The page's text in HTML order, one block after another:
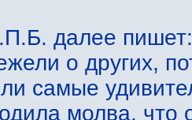
далее
о других,
самые
молва, что